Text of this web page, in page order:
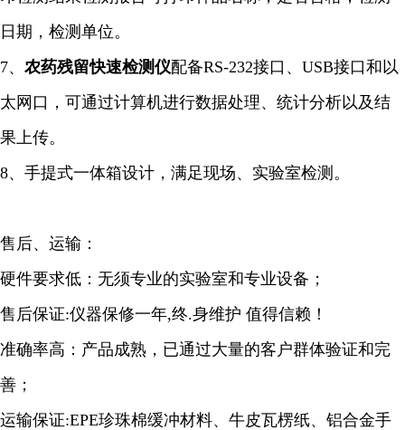
日期，检测单位。
7、 农药残留快速检测仪配备RS-232接口、USB接口和以
太网口，可通过计算机进行数据处理、统计分析以及结
果上传。
8、手提式一体箱设计，满足现场、实验室检测。
售后、运输：
硬件要求低：无须专业的实验室和专业设备；
售后保证:仪器保修一年,终.身维护 值得信赖！
准确率高：产品成熟，已通过大量的客户群体验证和完
善；
运输保证:EPE珍珠棉缓冲材料、牛皮瓦楞纸、铝合金手